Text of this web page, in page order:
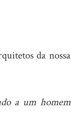
da nossa
a um homem